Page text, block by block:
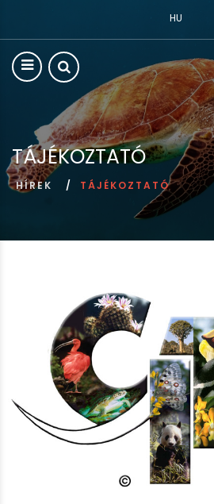
HU
TÁJÉKOZTATÓ
HÍREK TÁJÉKOZTATÓ